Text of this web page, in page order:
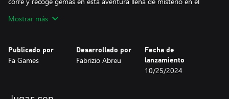
Mostrar más
Publicado por
Fa Games
Desarrollado por
Fabrizio Abreu
Fecha de
lanzamiento
10/25/2024